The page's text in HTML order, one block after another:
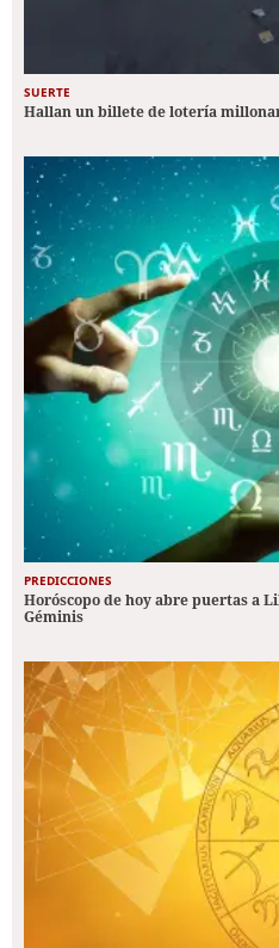
SUERTE
Hallan un billete de lotería
PREDICCIONES
Horóscopo de hoy abre puertas a
Géminis